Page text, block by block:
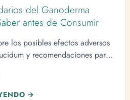
del Ganoderma
antes de Consumir
los posibles efectos adversos
y recomendaciones para
→